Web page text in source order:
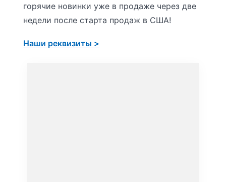
горячие новинки уже в продаже через две
недели после старта продаж в США!
Наши реквизиты >